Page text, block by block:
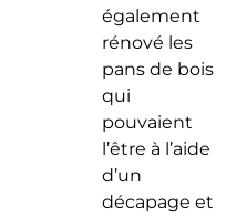
également
rénové les
pans de bois
qui
pouvaient
l’être à l’aide
d’un
décapage et